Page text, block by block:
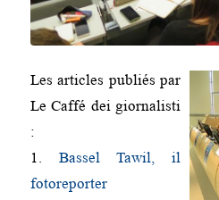
Les articles publiés par
Le Caffé dei giornalisti
:
1. Bassel Tawil, il
fotoreporter